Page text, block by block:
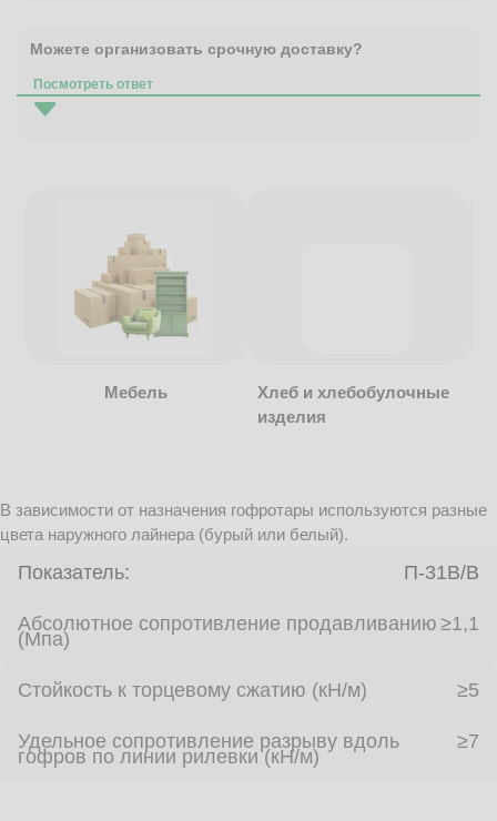
Можете организовать срочную доставку?
Посмотреть ответ
Мебель
Хлеб и хлебобулочные
изделия
В зависимости от назначения гофротары используются разные
цвета наружного лайнера (бурый или белый).
Показатель: П-31В/B
Абсолютное сопротивление продавливанию
(Мпа)
≥1,1
Стойкость к торцевому сжатию (кН/м) ≥5
Удельное сопротивление разрыву вдоль
гофров по линии рилевки (кН/м)
≥7